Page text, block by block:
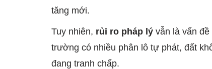
tăng mới.
Tuy nhiên, rủi ro pháp lý vẫn là vấn đề
trường có nhiều phân lô tự phát, đất
đang tranh chấp.